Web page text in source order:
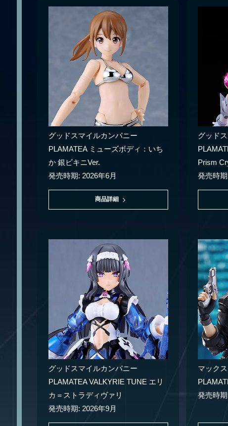
グッドスマイルカンパニー
PLAMATEA ミューズボディ：いち
か 銀ビキニVer.
発売時期: 2026年6月
商品詳細
グッド
Prism
発売時
グッドスマイルカンパニー
PLAMATEA VALKYRIE TUNE エリ
カ＝ストラディヴァリ
発売時期: 2026年9月
マック
発売時